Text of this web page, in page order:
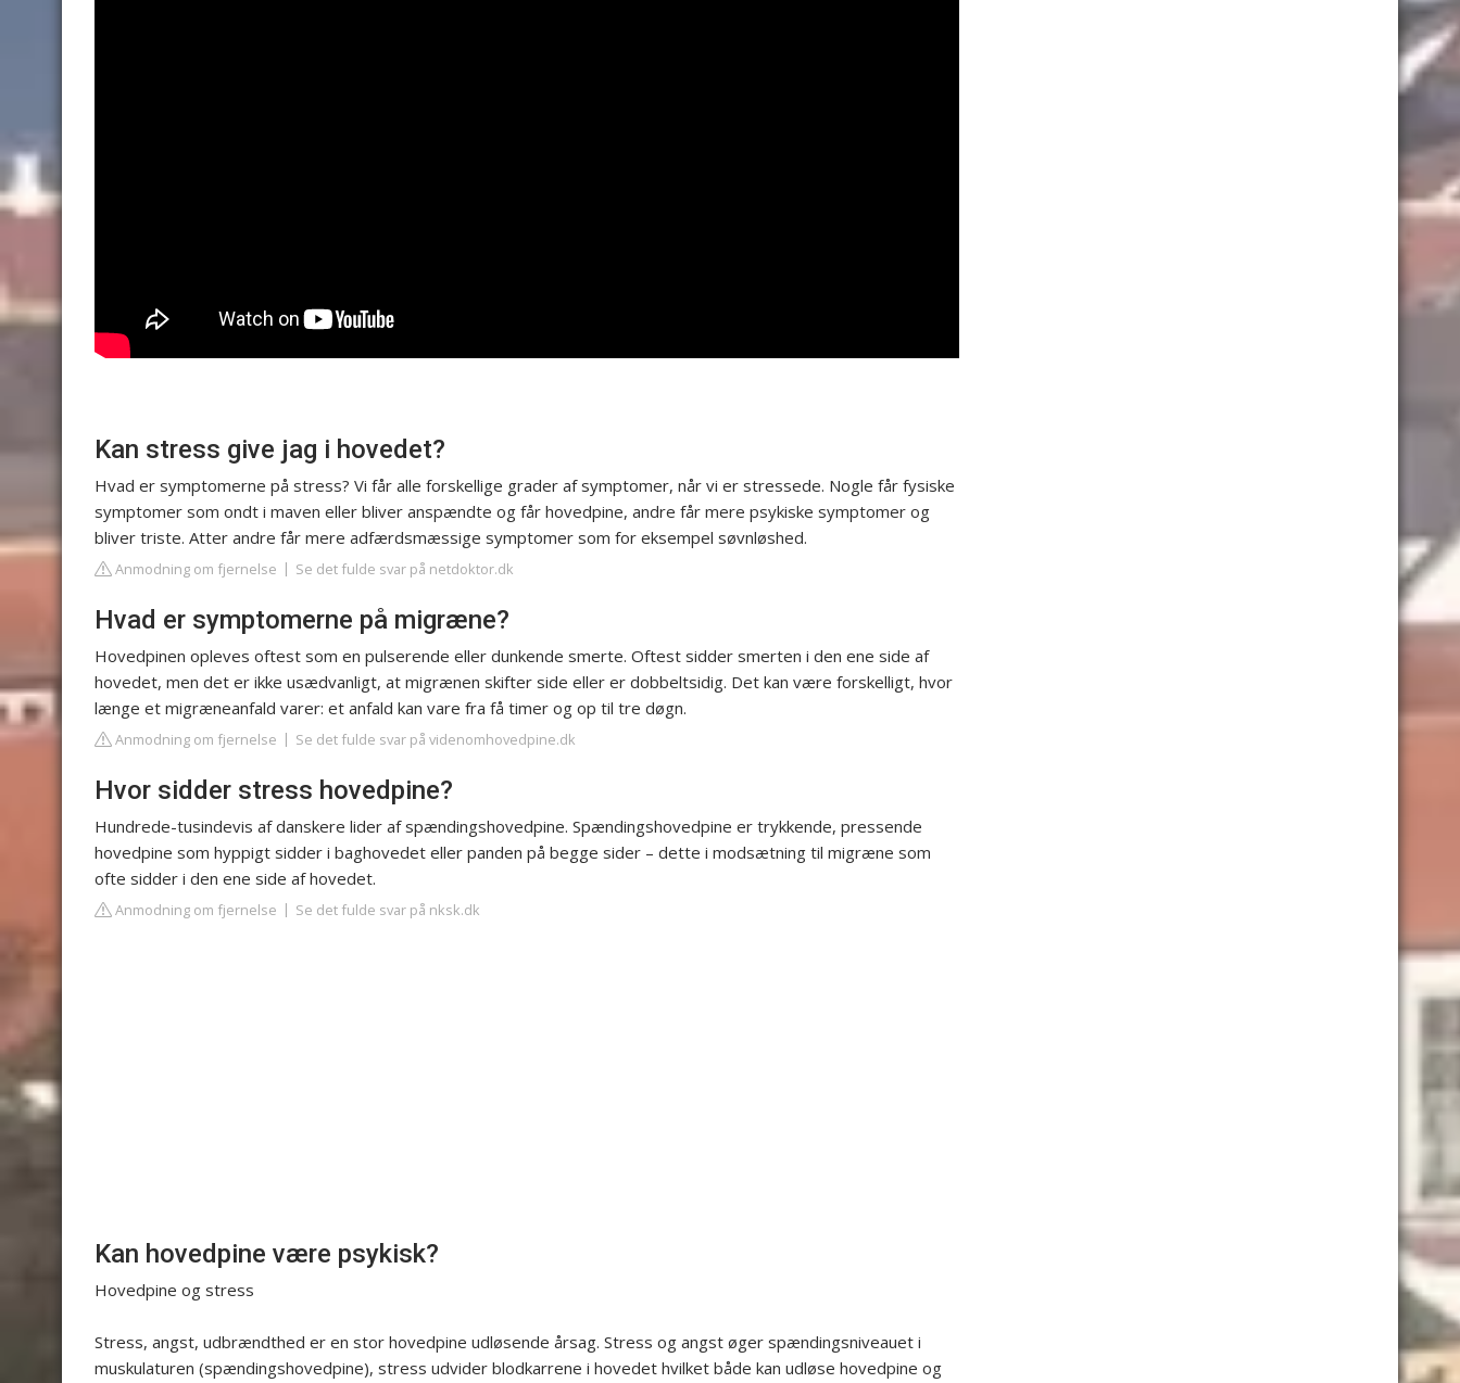
Kan stress give jag i hovedet?
Hvad er symptomerne på stress? Vi får alle forskellige grader af symptomer, når vi er stressede. Nogle får fysiske
symptomer som ondt i maven eller bliver anspændte og får hovedpine, andre får mere psykiske symptomer og
bliver triste. Atter andre får mere adfærdsmæssige symptomer som for eksempel søvnløshed.
Anmodning om fjernelse Se det fulde svar på netdoktor.dk
Hvad er symptomerne på migræne?
Hovedpinen opleves oftest som en pulserende eller dunkende smerte. Oftest sidder smerten i den ene side af
hovedet, men det er ikke usædvanligt, at migrænen skifter side eller er dobbeltsidig. Det kan være forskelligt, hvor
længe et migræneanfald varer: et anfald kan vare fra få timer og op til tre døgn.
Anmodning om fjernelse Se det fulde svar på videnomhovedpine.dk
Hvor sidder stress hovedpine?
Hundrede-tusindevis af danskere lider af spændingshovedpine. Spændingshovedpine er trykkende, pressende
hovedpine som hyppigt sidder i baghovedet eller panden på begge sider – dette i modsætning til migræne som
ofte sidder i den ene side af hovedet.
Anmodning om fjernelse Se det fulde svar på nksk.dk
Kan hovedpine være psykisk?
Hovedpine og stress
Stress, angst, udbrændthed er en stor hovedpine udløsende årsag. Stress og angst øger spændingsniveauet i
muskulaturen (spændingshovedpine), stress udvider blodkarrene ​i hovedet hvilket både kan udløse hovedpine og